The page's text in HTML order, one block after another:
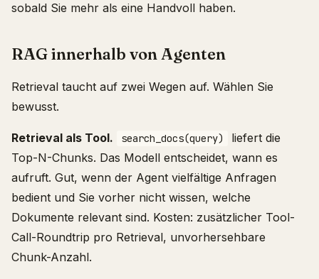
sobald Sie mehr als eine Handvoll haben.
RAG innerhalb von Agenten
Retrieval taucht auf zwei Wegen auf. Wählen Sie
bewusst.
Retrieval als Tool. search_docs(query)
liefert die
Top-N-Chunks. Das Modell entscheidet, wann es
aufruft. Gut, wenn der Agent vielfältige Anfragen
bedient und Sie vorher nicht wissen, welche
Dokumente relevant sind. Kosten: zusätzlicher Tool-
Call-Roundtrip pro Retrieval, unvorhersehbare
Chunk-Anzahl.